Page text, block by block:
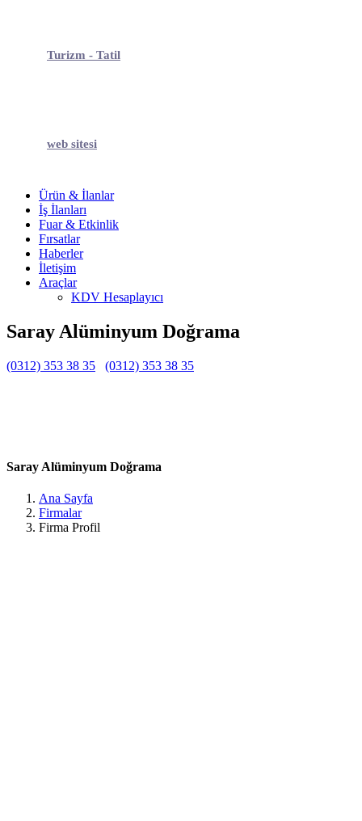
Turizm - Tatil
web sitesi
Ürün & İlanlar
İş İlanları
Fuar & Etkinlik
Fırsatlar
Haberler
İletişim
Araçlar
KDV Hesaplayıcı
Saray Alüminyum Doğrama
(0312) 353 38 35 (0312) 353 38 35
Saray Alüminyum Doğrama
Ana Sayfa
Firmalar
Firma Profil